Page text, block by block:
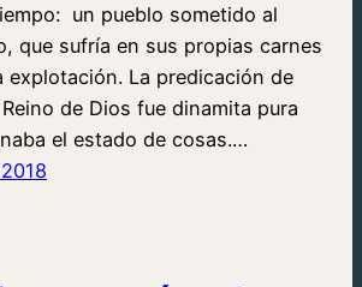
un pueblo sometido al
que sufría en sus propias carnes
explotación. La predicación de
de Dios fue dinamita pura
el estado de cosas.…